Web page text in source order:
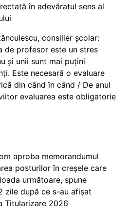
în adevăratul sens al
consilier școlar:
de profesor este un stres
și unii sunt mai puțini
Este necesară o evaluare
din când în când / De anul
evaluarea este obligatorie
aproba memorandumul
posturilor în creșele care
următoare, spune
zile după ce s-au afișat
Titularizare 2026